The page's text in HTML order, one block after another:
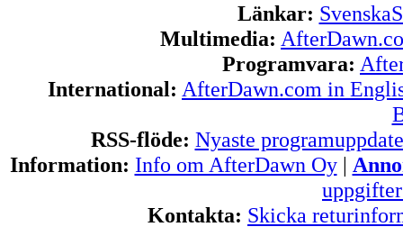
Länkar:
Multimedia:
Programvara:
International: AfterDawn.com in
RSS-flöde: Nyaste
Information: Info om AfterDawn Oy|
Kontakta: Skicka